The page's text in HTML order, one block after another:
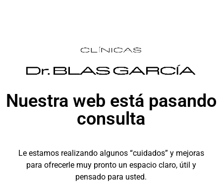
Nuestra web está pasando
consulta
Le estamos realizando algunos “cuidados” y mejoras
para ofrecerle muy pronto un espacio claro, útil y
pensado para usted.